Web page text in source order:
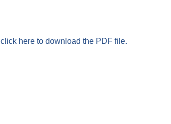
click here to download the PDF file.